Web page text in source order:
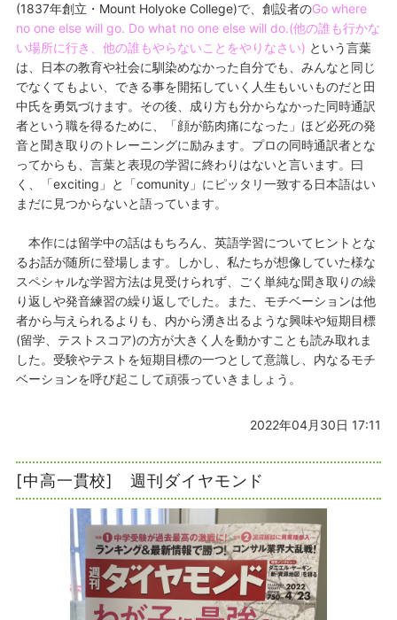
(1837年創立・Mount Holyoke College)で、創設者のGo where
no one else will go. Do what no one else will do.(他の誰も行かな
い場所に行き、他の誰もやらないことをやりなさい) という言葉
は、日本の教育や社会に馴染めなかった自分でも、みんなと同じ
でなくてもよい、できる事を開拓していく人生もいいものだと田
中氏を勇気づけます。その後、成り方も分からなかった同時通訳
者という職を得るために、「顔が筋肉痛になった」ほど必死の発
音と聞き取りのトレーニングに励みます。プロの同時通訳者とな
ってからも、言葉と表現の学習に終わりはないと言います。曰
く、「exciting」と「comunity」にピッタリ一致する日本語はい
まだに見つからないと語っています。
本作には留学中の話はもちろん、英語学習についてヒントとな
るお話が随所に登場します。しかし、私たちが想像していた様な
スペシャルな学習方法は見受けられず、ごく単純な聞き取りの繰
り返しや発音練習の繰り返しでした。また、モチベーションは他
者から与えられるよりも、内から湧き出るような興味や短期目標
(留学、テストスコア)の方が大きく人を動かすことも読み取れま
した。受験やテストを短期目標の一つとして意識し、内なるモチ
ベーションを呼び起こして頑張っていきましょう。
2022年04月30日 17:11
[中高一貫校] 週刊ダイヤモンド